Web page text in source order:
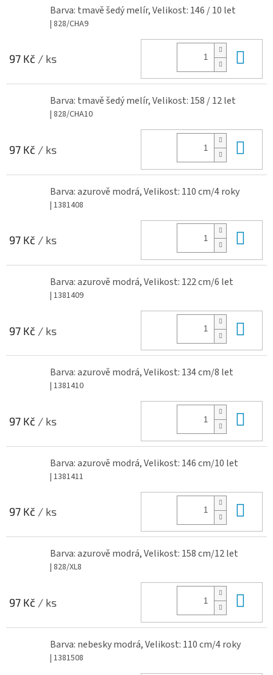
Barva: tmavě šedý melír, Velikost: 146 / 10 let
| 828/CHA9
97 Kč / ks
Barva: tmavě šedý melír, Velikost: 158 / 12 let
| 828/CHA10
97 Kč / ks
Barva: azurově modrá, Velikost: 110 cm/4 roky
| 1381408
97 Kč / ks
Barva: azurově modrá, Velikost: 122 cm/6 let
| 1381409
97 Kč / ks
Barva: azurově modrá, Velikost: 134 cm/8 let
| 1381410
97 Kč / ks
Barva: azurově modrá, Velikost: 146 cm/10 let
| 1381411
97 Kč / ks
Barva: azurově modrá, Velikost: 158 cm/12 let
| 828/XL8
97 Kč / ks
Barva: nebesky modrá, Velikost: 110 cm/4 roky
| 1381508